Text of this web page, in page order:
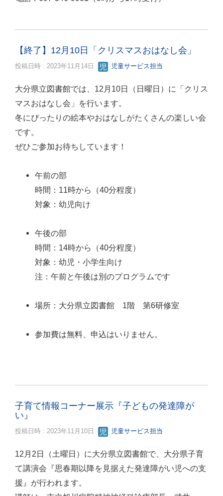
【終了】12月10日「クリスマスおはなし会」
投稿日時 : 2023年11月14日 児童サービス担当
大分県立図書館では、12月10日（日曜日）に「クリス
マスおはなし会」を行います。
冬にぴったりの絵本やおはなしがたくさんの楽しい会
です。
ぜひご参加お待ちしています！
午前の部
時間：11時から（40分程度）
対象：幼児向け
午後の部
時間：14時から（40分程度）
対象：幼児・小学生向け
注：午前と午後は別のプログラムです
場所：大分県立図書館 1階 第6研修室
参加費は無料、申込はいりません。
子育て情報コーナー展示『子どもの発達障が
い』
投稿日時 : 2023年11月10日 児童サービス担当
12月2日（土曜日）に大分県立図書館で、大分県子育
て講演会『思春期以降を見据えた発達障がい児への支
援』が行われます。